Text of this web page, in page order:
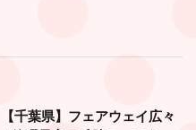
【千葉県】フェアウェイ広々